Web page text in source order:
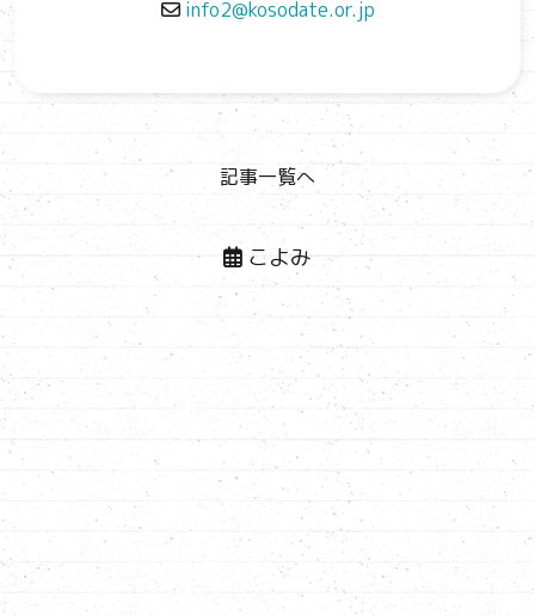
info2@kosodate.or.jp
記事一覧へ
こよみ